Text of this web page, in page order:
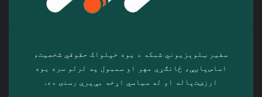
سفیر ټلوېزیوني شبکه د‎ یوه خپلواک حقوقي شخصیت،
اساس‌پاڼې، ځانګړي مهر او سمبول په لرلو سره ‎یوه
ارزښت‌پاله او ‎له سیاسي اړخه بې‌پرې رسنۍ ده.